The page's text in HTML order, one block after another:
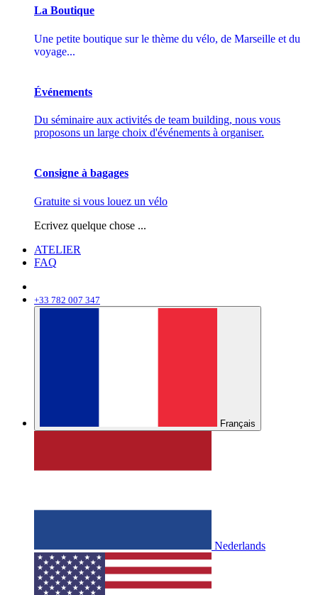
La Boutique
Une petite boutique sur le thème du vélo, de Marseille et du
voyage...
Événements
Du séminaire aux activités de team building, nous vous
proposons un large choix d'événements à organiser.
Consigne à bagages
Gratuite si vous louez un vélo
Ecrivez quelque chose ...
ATELIER
FAQ
+33 782 007 347
Français
Nederlands